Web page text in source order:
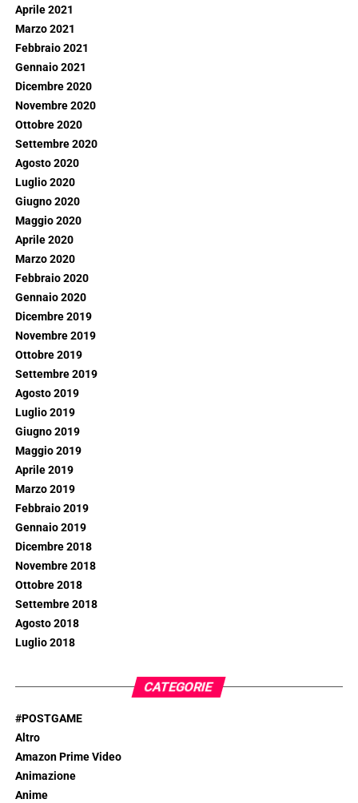
Aprile 2021
Marzo 2021
Febbraio 2021
Gennaio 2021
Dicembre 2020
Novembre 2020
Ottobre 2020
Settembre 2020
Agosto 2020
Luglio 2020
Giugno 2020
Maggio 2020
Aprile 2020
Marzo 2020
Febbraio 2020
Gennaio 2020
Dicembre 2019
Novembre 2019
Ottobre 2019
Settembre 2019
Agosto 2019
Luglio 2019
Giugno 2019
Maggio 2019
Aprile 2019
Marzo 2019
Febbraio 2019
Gennaio 2019
Dicembre 2018
Novembre 2018
Ottobre 2018
Settembre 2018
Agosto 2018
Luglio 2018
CATEGORIE
#POSTGAME
Altro
Amazon Prime Video
Animazione
Anime